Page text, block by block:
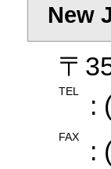
New
〒
TEL :
FAX :